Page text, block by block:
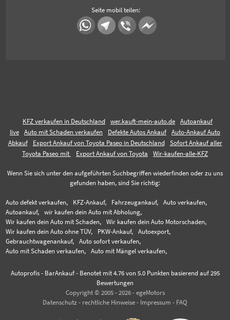
Seite mobil teilen:
KFZ verkaufen in Deutschland wer.kauft-mein-auto.de
Autoankauf
live
Auto mit Schaden verkaufen Defekte Autos Ankauf
Auto-Ankauf Auto
Abkauf
Export Ankauf von Toyota Paseo in Deutschland
Sofort Ankauf aller
Toyota Paseo mit
Export Ankauf von Toyota Wir-kaufen-alle-KFZ
Wenn Sie sich unter den aufgeführten Suchbegriffen wiederfinden oder zu uns
gefunden haben, sind Sie richtig:
Auto defekt verkaufen, KFZ-Ankauf, Fahrzeugankauf,
Auto verkaufen,
Autoankauf,
wir kaufen dein Auto mit Abholung,
Wir kaufen dein Auto mit Schaden,
Wir kaufen dein Auto Motorschaden,
Wir kaufen dein Auto ohne TÜV,
PKW-Ankauf,
Autoexport,
Gebrauchtwagenankauf,
Auto sofort verkaufen,
Auto mit Schaden verkaufen,
Auto mit Mängel verkaufen,
Autoprofis - BarAnkauf- Benotet mit 4.76von 5.0 Punkten basierend auf 295
Bewertungen
Copyright © 2005 - 2026 - egeMotors
Datenschutz - rechtliche Hinweise - Impressum - FAQ